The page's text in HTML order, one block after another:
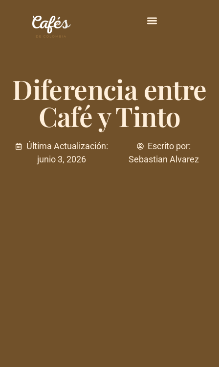
Diferencia entre
Café y Tinto
Última Actualización:
junio 3, 2026
Escrito por:
Sebastian Alvarez